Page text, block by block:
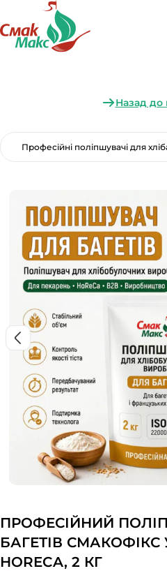
Назад до
Професійні поліпшувачі для
ПРОФЕСІЙНИЙ
БАГЕТІВ СМАКОФІКС
HORECA, 2 КГ